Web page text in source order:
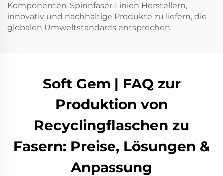
Komponenten-Spinnfaser-Linien Herstellern,
innovativ und nachhaltige Produkte zu liefern, die
globalen Umweltstandards entsprechen.
Soft Gem | FAQ zur
Produktion von
Recyclingflaschen zu
Fasern: Preise, Lösungen &
Anpassung